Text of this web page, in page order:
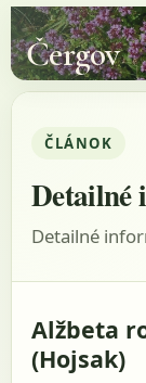
Čergov
ČLÁNOK
Detailné
Detailné
Alžbeta
(Hojsak)